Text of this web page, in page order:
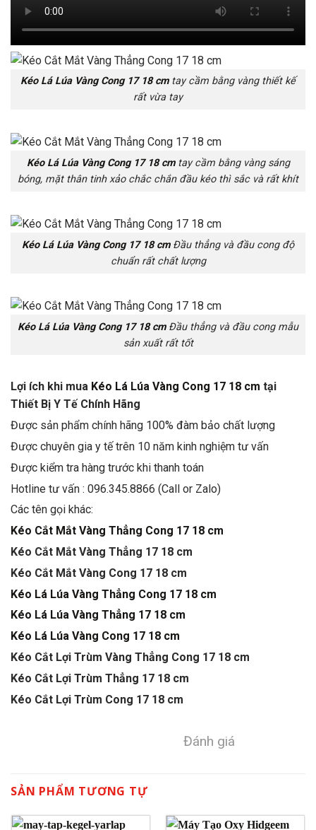
Kéo Lá Lúa Vàng Cong 17 18 cmtay cầm bằng vàng thiết kế
rất vừa tay
Kéo Lá Lúa Vàng Cong 17 18 cmtay cầm bằng vàng sáng
bóng, mặt thân tinh xảo chắc chắn đầu kéo thì sắc và rất khít
Kéo Lá Lúa Vàng Cong 17 18 cmĐầu thẳng và đầu cong độ
chuẩn rất chất lượng
Kéo Lá Lúa Vàng Cong 17 18 cmĐầu thẳng và đầu cong mẫu
sản xuất rất tốt
Lợi ích khi mua Kéo Lá Lúa Vàng Cong 17 18 cm tại
Thiết Bị Y Tế Chính Hãng
Được sản phẩm chính hãng 100% đàm bảo chất lượng
Được chuyên gia y tế trên 10 năm kinh nghiệm tư vấn
Được kiểm tra hàng trước khi thanh toán
Hotline tư vấn : 096.345.8866 (Call or Zalo)
Các tên gọi khác:
Kéo Cắt Mắt Vàng Thẳng Cong 17 18 cm
Kéo Cắt Mắt Vàng Thẳng 17 18 cm
Kéo Cắt Mắt Vàng Cong 17 18 cm
Kéo Lá Lúa Vàng Thẳng Cong 17 18 cm
Kéo Lá Lúa Vàng Thẳng 17 18 cm
Kéo Lá Lúa Vàng Cong 17 18 cm
Kéo Cắt Lợi Trùm Vàng Thẳng Cong 17 18 cm
Kéo Cắt Lợi Trùm Thẳng 17 18 cm
Kéo Cắt Lợi Trùm Cong 17 18 cm
Đánh giá
SẢN PHẨM TƯƠNG TỰ